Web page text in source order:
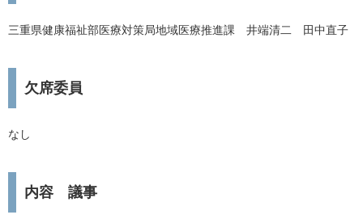
三重県健康福祉部医療対策局地域医療推進課 井端清二 田中直子
欠席委員
なし
内容 議事